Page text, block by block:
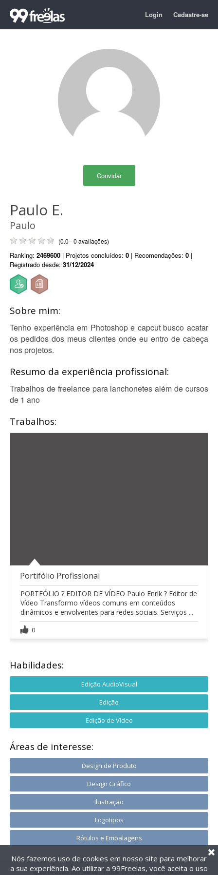
Login Cadastre-se
Convidar
Paulo E.
Paulo
(0.0 - 0 avaliações)
Ranking: 2469600 | Projetos concluídos: 0 | Recomendações: 0 |
Registrado desde: 31/12/2024
Sobre mim:
Tenho experiência em Photoshop e capcut busco acatar
os pedidos dos meus clientes onde eu entro de cabeça
nos projetos.
Resumo da experiência profissional:
Trabalhos de freelance para lanchonetes além de cursos
de 1 ano
Trabalhos:
Portifólio Profissional
PORTFÓLIO ? EDITOR DE VÍDEO Paulo Enrik ? Editor de
Vídeo Transformo vídeos comuns em conteúdos
dinâmicos e envolventes para redes sociais. Serviços ...
0
Habilidades:
Edição AudioVisual
Edição
Edição de Vídeo
Áreas de interesse:
Design de Produto
Design Gráfico
Ilustração
Logotipos
Rótulos e Embalagens
@2014-2026 99Freelas. Todos os direitos reservados.
Nós fazemos uso de cookies em nosso site para melhorar
a sua experiência. Ao utilizar a 99Freelas, você aceita o uso